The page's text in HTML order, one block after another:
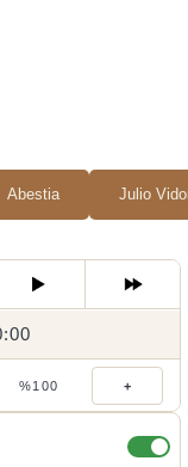
Abestia Julio
/
%100 +